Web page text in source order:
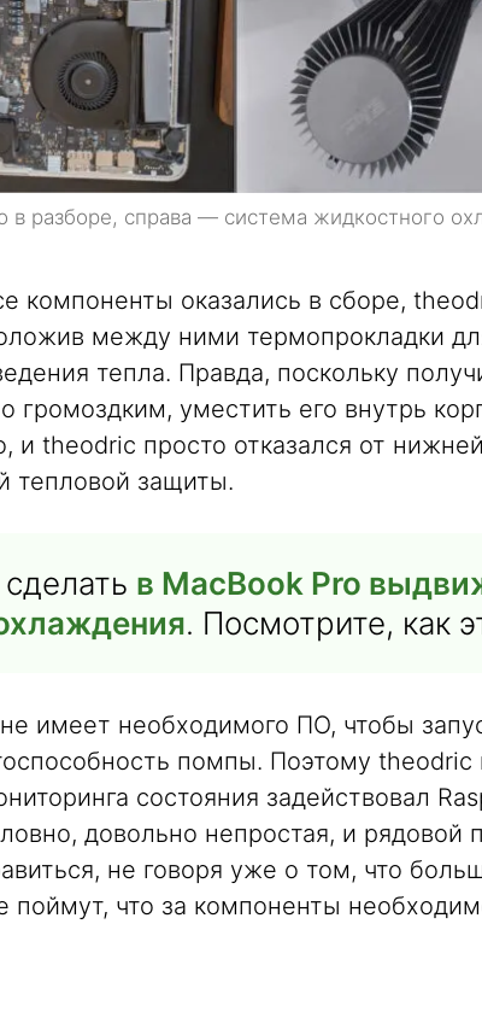
в разборе, справа — система жидкостного
компоненты оказались в сборе,
между ними термопрокладки
тепла. Правда, поскольку
громоздким, уместить его внутрь
и theodric просто отказался от
тепловой защиты.
в MacBook Pro
. Посмотрите, как
имеет необходимого ПО, чтобы
помпы. Поэтому theodric
состояния задействовал
довольно непростая, и рядовой
не говоря уже о том, что
поймут, что за компоненты